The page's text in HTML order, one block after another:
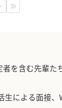
を含む先輩た
による面接